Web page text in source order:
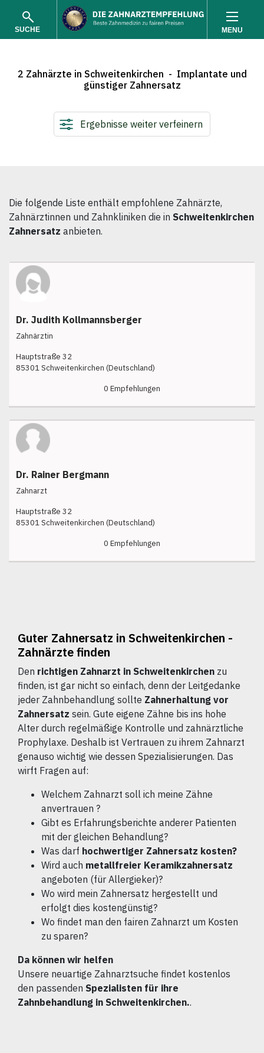
SUCHE MENU
2 Zahnärzte in Schweitenkirchen - Implantate und
günstiger Zahnersatz
Ergebnisse weiter verfeinern
Die folgende Liste enthält empfohlene Zahnärzte,
Zahnärztinnen und Zahnkliniken die in Schweitenkirchen
Zahnersatz anbieten.
Dr. Judith Kollmannsberger
Zahnärztin
Hauptstraße 32
85301 Schweitenkirchen (Deutschland)
0 Empfehlungen
Dr. Rainer Bergmann
Zahnarzt
Hauptstraße 32
85301 Schweitenkirchen (Deutschland)
0 Empfehlungen
Guter Zahnersatz in Schweitenkirchen -
Zahnärzte finden
Den richtigen Zahnarzt in Schweitenkirchen zu
finden, ist gar nicht so einfach, denn der Leitgedanke
jeder Zahnbehandlung sollte Zahnerhaltung vor
Zahnersatz sein. Gute eigene Zähne bis ins hohe
Alter durch regelmäßige Kontrolle und zahnärztliche
Prophylaxe. Deshalb ist Vertrauen zu ihrem Zahnarzt
genauso wichtig wie dessen Spezialisierungen. Das
wirft Fragen auf:
Welchem Zahnarzt soll ich meine Zähne
anvertrauen ?
Gibt es Erfahrungsberichte anderer Patienten
mit der gleichen Behandlung?
Was darf hochwertiger Zahnersatz kosten?
Wird auch metallfreier Keramikzahnersatz
angeboten (für Allergieker)?
Wo wird mein Zahnersatz hergestellt und
erfolgt dies kostengünstig?
Wo findet man den fairen Zahnarzt um Kosten
zu sparen?
Da können wir helfen
Unsere neuartige Zahnarztsuche findet kostenlos
den passenden Spezialisten für ihre
Zahnbehandlung in Schweitenkirchen..